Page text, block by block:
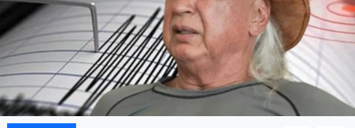
YEREL YÖNETİMLER